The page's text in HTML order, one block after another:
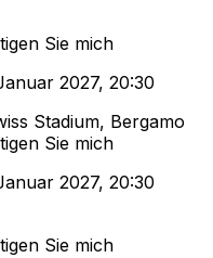
Sie mich
2027, 20:30
Stadium, Bergamo
Sie mich
2027, 20:30
Sie mich